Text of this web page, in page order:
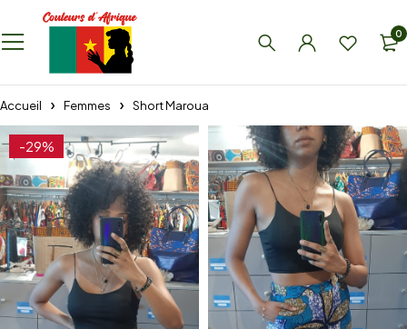
0
Accueil Femmes Short Maroua
-29%